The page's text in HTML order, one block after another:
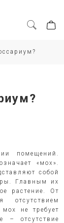
помещений.
«мох».
собой
Главным их
растение. От
отсутствием
не требует
– отсутствие